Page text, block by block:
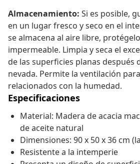
Almacenamiento: Si es posible,
en un lugar fresco y seco en el
se almacena al aire libre,
impermeable. Limpia y seca el
de las superficies planas después
nevada. Permite la ventilación
relacionados con la humedad.
Especificaciones
Material: Madera de acacia
de aceite natural
Dimensiones: 90 x 50 x 36 cm
Resistente a la intemperie